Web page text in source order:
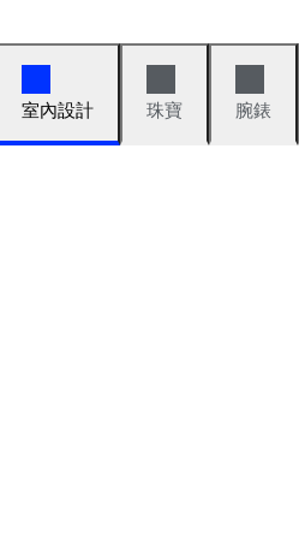
室內設計 珠寶 腕錶